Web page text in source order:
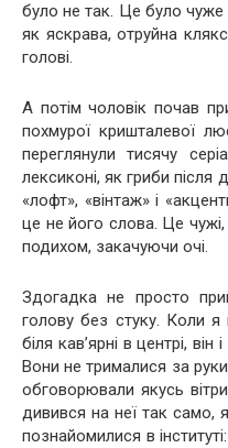
було не так. Це було чуже
як яскрава, отруйна
голові.
А потім чоловік почав
похмурої кришталевої
переглянули тисячу
лексиконі, як гриби
«лофт», «вінтаж» і
це не його слова. Це чужі,
подихом, закачуючи очі.
Здогадка не просто
голову без стуку. Коли
біля кав’ярні в центрі,
Вони не трималися за
обговорювали якусь
дивився на неї так само,
познайомилися в